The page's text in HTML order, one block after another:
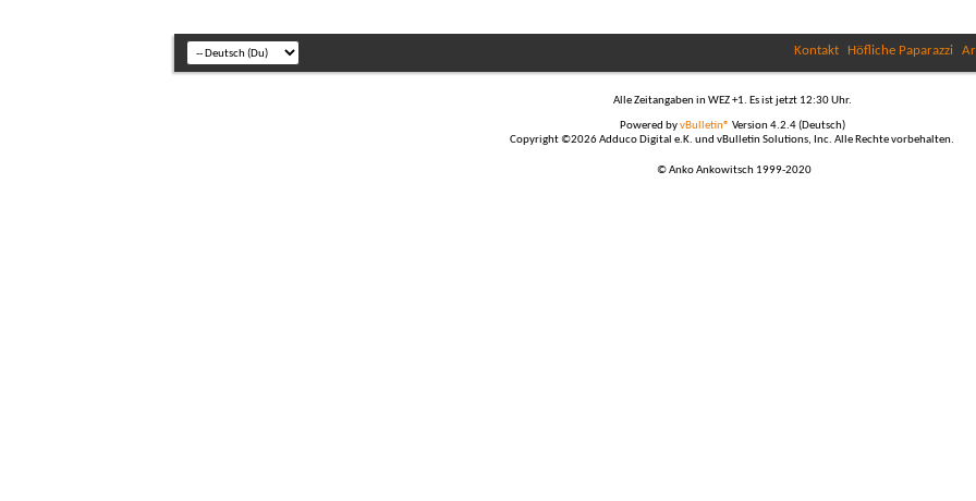
Kontakt Höfliche Paparazzi
Alle Zeitangaben in WEZ +1. Es ist jetzt 12:30Uhr.
Powered byvBulletin® Version 4.2.4 (Deutsch)
Copyright ©2026 Adduco Digital e.K. und vBulletin Solutions, Inc. Alle Rechte vorbehalten.
© Anko Ankowitsch 1999-2020